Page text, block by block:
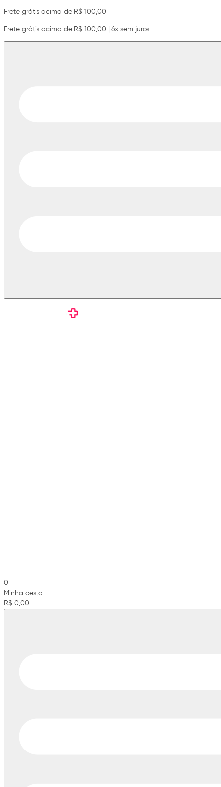
Frete grátis acima de R$ 100,00
Frete grátis acima de R$ 100,00 | 6x sem juros
0
Minha cesta
R$ 0,00